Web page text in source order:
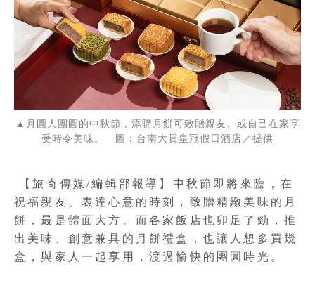
▲月圓人團圓的中秋節，添購月餅可致贈親友、或自己在家享
受時令美味。 圖：台南大員皇冠假日酒店／提供
【旅奇傳媒/編輯部報導】中秋節即將來臨，在
祝福親友、表達心意的時刻，致贈精緻美味的月
餅，最是體面大方。而各家飯店也卯足了勁，推
出美味、創意兼具的月餅禮盒，也讓人想多買幾
盒，與家人一起享用，渡過愉快的團圓時光。